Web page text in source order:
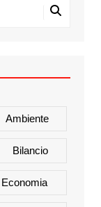
Ambiente
Bilancio
Economia